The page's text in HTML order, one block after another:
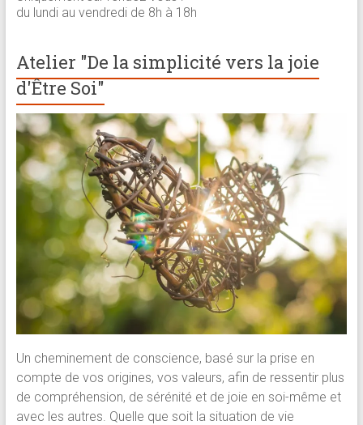
en
du lundi au vendredi de 8h à 18h
Atelier "De la simplicité vers la joie
d'Être Soi"
Un cheminement de conscience, basé sur la prise en
compte de vos origines, vos valeurs, afin de ressentir plus
de compréhension, de sérénité et de joie en soi-même et
avec les autres. Quelle que soit la situation de vie